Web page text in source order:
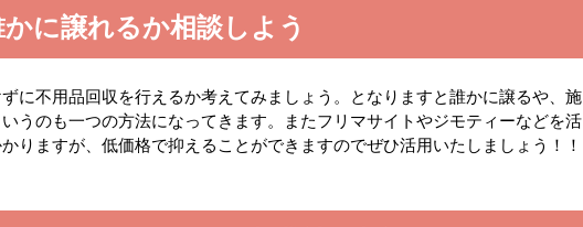
かに譲れるか相談しよう
に不用品回収を行えるか考えてみましょう。となりますと誰かに譲るや、施
うのも一つの方法になってきます。またフリマサイトやジモティーなどを活
りますが、低価格で抑えることができますのでぜひ活用いたしましょう！！